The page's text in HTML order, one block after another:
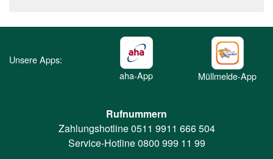
Unsere Apps:
aha-App
Müllmelde-App
Rufnummern
Zahlungshotline0511 9911 666 504
Service-Hotline0800 999 11 99